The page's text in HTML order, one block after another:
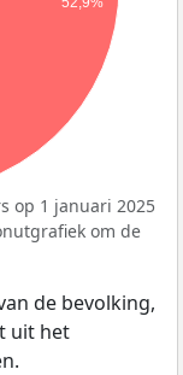
op 1 januari 2025
om de
de bevolking,
uit het